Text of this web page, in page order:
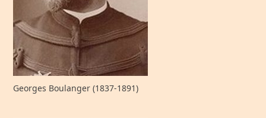
Georges Boulanger (1837-1891)